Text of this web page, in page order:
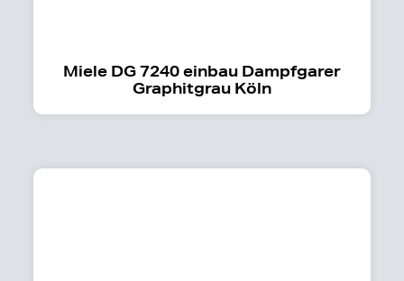
Miele DG 7240 einbau Dampfgarer
Graphitgrau Köln